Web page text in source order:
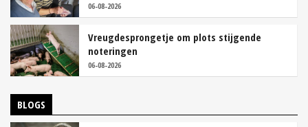
06-08-2026
Vreugdesprongetje om plots stijgende
noteringen
06-08-2026
BLOGS